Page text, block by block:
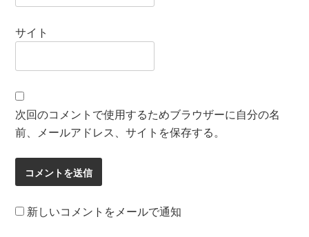
サイト
次回のコメントで使用するためブラウザーに自分の名
前、メールアドレス、サイトを保存する。
新しいコメントをメールで通知